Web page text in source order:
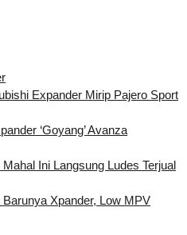
Expander Mirip Pajero Sport
‘Goyang’ Avanza
Ini Langsung Ludes Terjual
Xpander, Low MPV